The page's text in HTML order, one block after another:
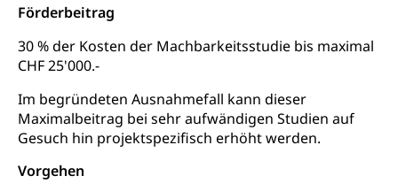
Förderbeitrag
30 % der Kosten der Machbarkeitsstudie bis maximal
CHF 25'000.-
Im begründeten Ausnahmefall kann dieser
Maximalbeitrag bei sehr aufwändigen Studien auf
Gesuch hin projektspezifisch erhöht werden.
Vorgehen
Schulliste
Freiwilliger Schulsport
Fachstelle Hochschulbildung
Kindergarten, Kinderkrippe, Krippe, Kinderhort,
Freiwilliges Kindergarten Jahr
Kinderbetreuung
Freiwilliges Kindergarten Jahr
Frühe Sprachförderung
Gesundheit und Soziales
Konsumentenschutz